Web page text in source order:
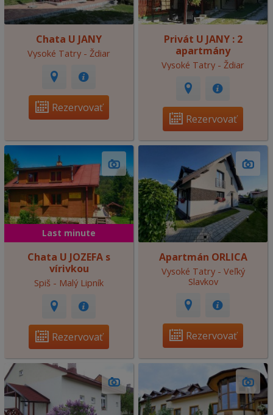
Chata U JANY
Vysoké Tatry - Ždiar
Rezervovať
Privát U JANY : 2
apartmány
Vysoké Tatry - Ždiar
Rezervovať
Last minute
Chata U JOZEFA s
vírivkou
Spiš - Malý Lipník
Rezervovať
Apartmán ORLICA
Vysoké Tatry - Veľký
Slavkov
Rezervovať